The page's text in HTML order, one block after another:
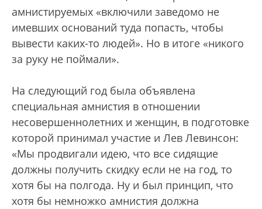
амнистируемых «включили заведомо не
имевших оснований туда попасть, чтобы
вывести каких-то людей». Но в итоге «никого
за руку не поймали».
На следующий год была объявлена
специальная амнистия в отношении
несовершеннолетних и женщин, в подготовке
которой принимал участие и Лев Левинсон:
«Мы продвигали идею, что все сидящие
должны получить скидку если не на год, то
хотя бы на полгода. Ну и был принцип, что
хотя бы немножко амнистия должна